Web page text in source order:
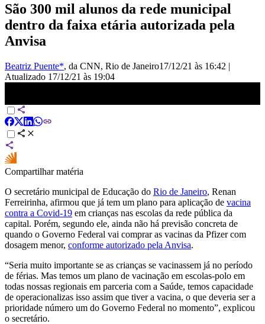
São 300 mil alunos da rede municipal
dentro da faixa etária autorizada pela
Anvisa
Beatriz Puente*, da CNN, Rio de Janeiro17/12/21 às 16:42 |
Atualizado 17/12/21 às 19:04
Compartilhar matéria
O secretário municipal de Educação do Rio de Janeiro, Renan
Ferreirinha, afirmou que já tem um plano para aplicação de vacina
contra a Covid-19 em crianças nas escolas da rede pública da
capital. Porém, segundo ele, ainda não há previsão concreta de
quando o Governo Federal vai comprar as vacinas da Pfizer com
dosagem menor, conforme autorizado pela Anvisa.
“Seria muito importante se as crianças se vacinassem já no período
de férias. Mas temos um plano de vacinação em escolas-polo em
todas nossas regionais em parceria com a Saúde, temos capacidade
de operacionalizas isso assim que tiver a vacina, o que deveria ser a
prioridade número um do Governo Federal no momento”, explicou
o secretário.